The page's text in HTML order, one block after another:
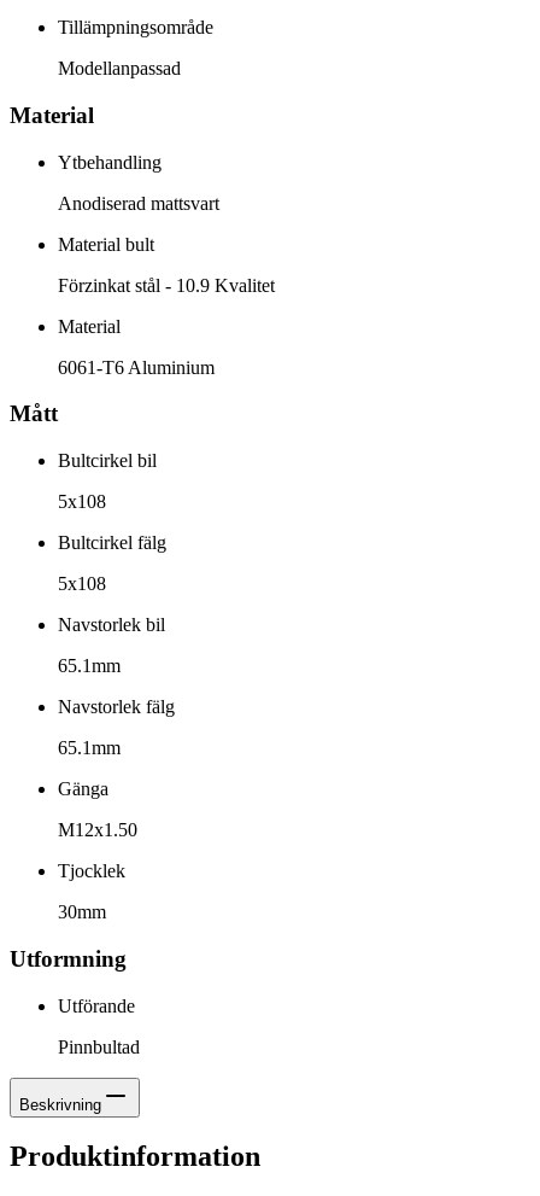
Tillämpningsområde
Modellanpassad
Material
Ytbehandling
Anodiserad mattsvart
Material bult
Förzinkat stål - 10.9 Kvalitet
Material
6061-T6 Aluminium
Mått
Bultcirkel bil
5x108
Bultcirkel fälg
5x108
Navstorlek bil
65.1mm
Navstorlek fälg
65.1mm
Gänga
M12x1.50
Tjocklek
30mm
Utformning
Utförande
Pinnbultad
Beskrivning
Produktinformation